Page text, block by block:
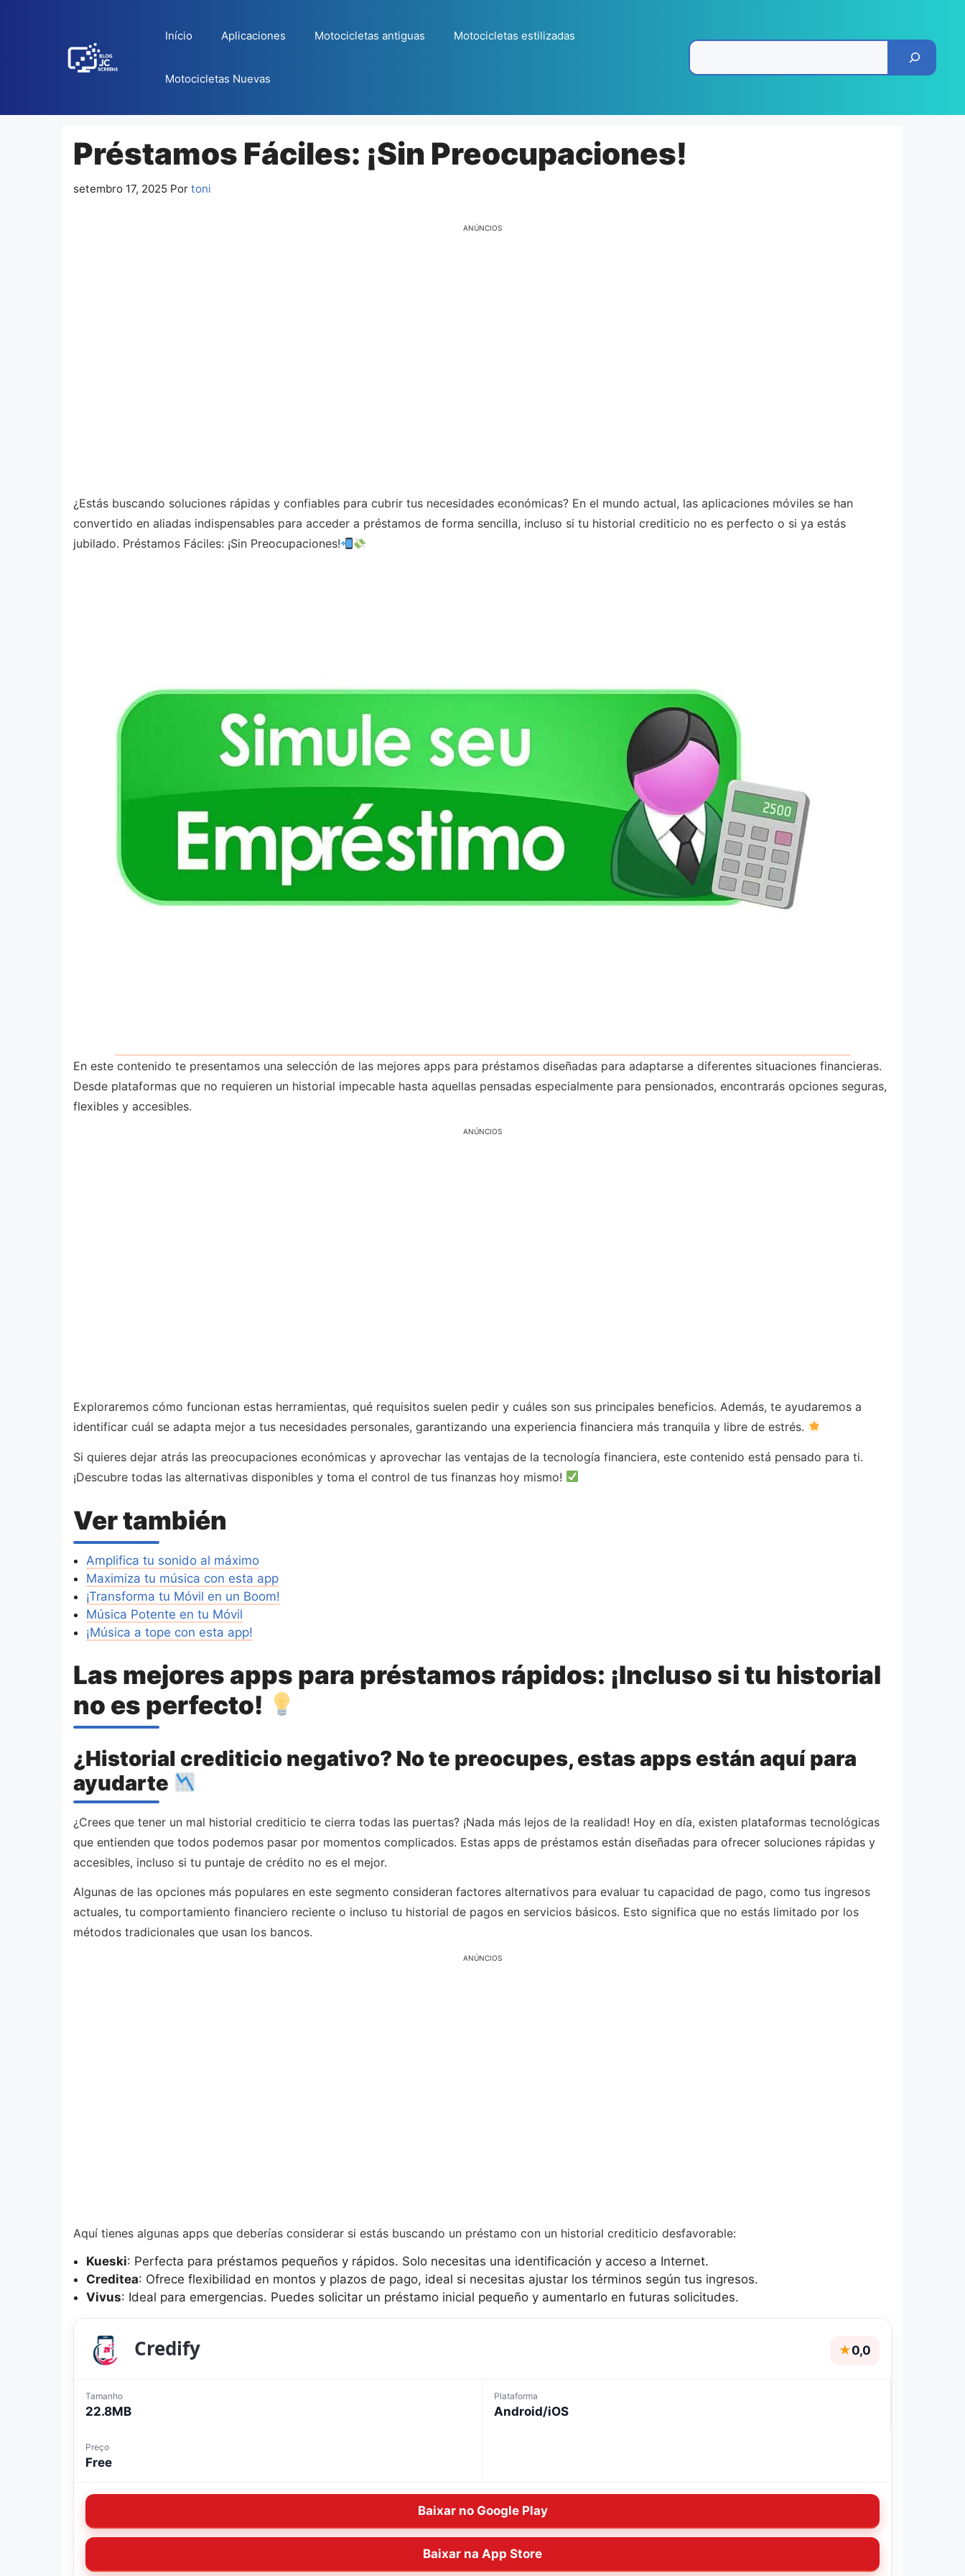
Início Aplicaciones Motocicletas antiguas Motocicletas estilizadas
Motocicletas Nuevas
Préstamos Fáciles: ¡Sin Preocupaciones!
setembro 17, 2025 Por toni
ANÚNCIOS
¿Estás buscando soluciones rápidas y confiables para cubrir tus necesidades económicas? En el mundo actual, las aplicaciones móviles se han
convertido en aliadas indispensables para acceder a préstamos de forma sencilla, incluso si tu historial crediticio no es perfecto o si ya estás
jubilado. Préstamos Fáciles: ¡Sin Preocupaciones!
En este contenido te presentamos una selección de las mejores apps para préstamos diseñadas para adaptarse a diferentes situaciones financieras.
Desde plataformas que no requieren un historial impecable hasta aquellas pensadas especialmente para pensionados, encontrarás opciones seguras,
flexibles y accesibles.
ANÚNCIOS
Exploraremos cómo funcionan estas herramientas, qué requisitos suelen pedir y cuáles son sus principales beneficios. Además, te ayudaremos a
identificar cuál se adapta mejor a tus necesidades personales, garantizando una experiencia financiera más tranquila y libre de estrés.
Si quieres dejar atrás las preocupaciones económicas y aprovechar las ventajas de la tecnología financiera, este contenido está pensado para ti.
¡Descubre todas las alternativas disponibles y toma el control de tus finanzas hoy mismo!
Ver también
Amplifica tu sonido al máximo
Maximiza tu música con esta app
¡Transforma tu Móvil en un Boom!
Música Potente en tu Móvil
¡Música a tope con esta app!
Las mejores apps para préstamos rápidos: ¡Incluso si tu historial
no es perfecto!
¿Historial crediticio negativo? No te preocupes, estas apps están aquí para
ayudarte
¿Crees que tener un mal historial crediticio te cierra todas las puertas? ¡Nada más lejos de la realidad! Hoy en día, existen plataformas tecnológicas
que entienden que todos podemos pasar por momentos complicados. Estas apps de préstamos están diseñadas para ofrecer soluciones rápidas y
accesibles, incluso si tu puntaje de crédito no es el mejor.
Algunas de las opciones más populares en este segmento consideran factores alternativos para evaluar tu capacidad de pago, como tus ingresos
actuales, tu comportamiento financiero reciente o incluso tu historial de pagos en servicios básicos. Esto significa que no estás limitado por los
métodos tradicionales que usan los bancos.
ANÚNCIOS
Aquí tienes algunas apps que deberías considerar si estás buscando un préstamo con un historial crediticio desfavorable:
Kueski: Perfecta para préstamos pequeños y rápidos. Solo necesitas una identificación y acceso a Internet.
Creditea: Ofrece flexibilidad en montos y plazos de pago, ideal si necesitas ajustar los términos según tus ingresos.
Vivus: Ideal para emergencias. Puedes solicitar un préstamo inicial pequeño y aumentarlo en futuras solicitudes.
Credify ★0,0
Tamanho
22.8MB
Plataforma
Android/iOS
Preço
Free
Baixar no Google Play
Baixar na App Store